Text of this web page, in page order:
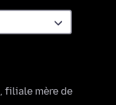
, filiale mère de